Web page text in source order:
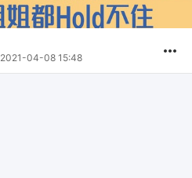
2021-04-08 15:48